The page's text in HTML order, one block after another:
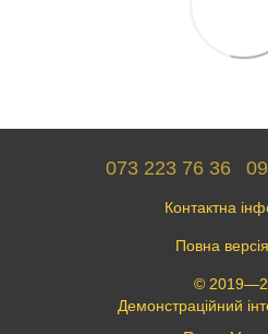
073 223 76 36
Контактна
Повна
©
Демонстраційний